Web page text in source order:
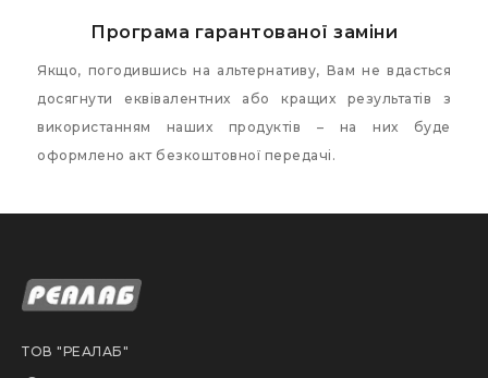
Програма гарантованої заміни
Якщо, погодившись на альтернативу, Вам не вдасться
досягнути еквівалентних або кращих результатів з
використанням наших продуктів – на них буде
оформлено акт безкоштовної передачі.
ТОВ "РЕАЛАБ"